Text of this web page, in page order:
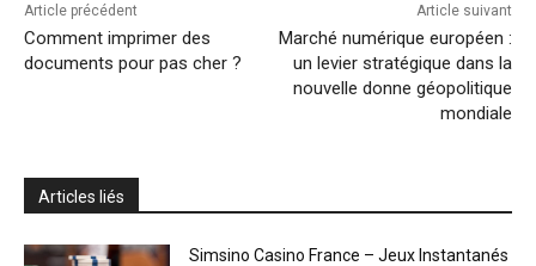
Article précédent
Comment imprimer des
documents pour pas cher ?
Article suivant
Marché numérique européen :
un levier stratégique dans la
nouvelle donne géopolitique
mondiale
Articles liés
Simsino Casino France – Jeux Instantanés